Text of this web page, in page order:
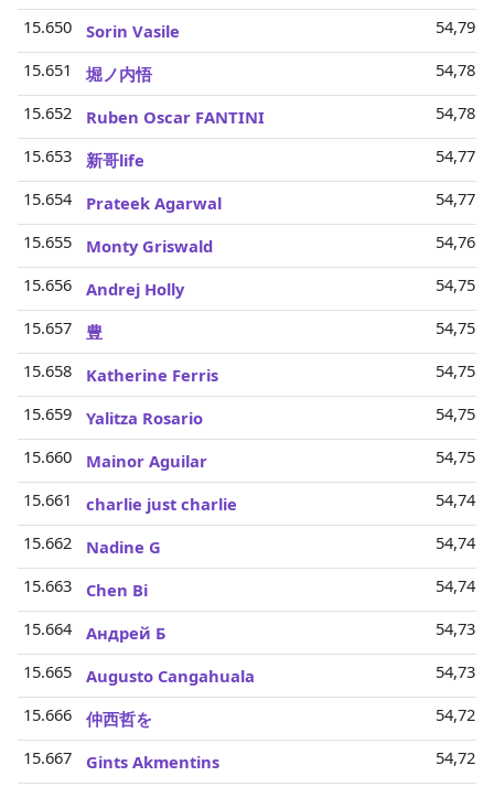
15.650
Sorin Vasile
54,79
15.651
堀ノ内悟
54,78
15.652
Ruben Oscar FANTINI
54,78
15.653
新哥life
54,77
15.654
Prateek Agarwal
54,77
15.655
Monty Griswald
54,76
15.656
Andrej Holly
54,75
15.657
豊
54,75
15.658
Katherine Ferris
54,75
15.659
Yalitza Rosario
54,75
15.660
Mainor Aguilar
54,75
15.661
charlie just charlie
54,74
15.662
Nadine G
54,74
15.663
Chen Bi
54,74
15.664
Андрей Б
54,73
15.665
Augusto Cangahuala
54,73
15.666
仲西哲を
54,72
15.667
Gints Akmentins
54,72